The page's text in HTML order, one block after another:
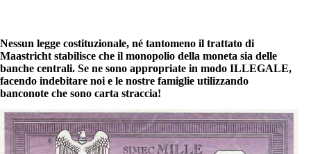
Nessun legge costituzionale, né tantomeno il trattato di
Maastricht stabilisce che il monopolio della moneta sia delle
banche centrali. Se ne sono appropriate in modo ILLEGALE,
facendo indebitare noi e le nostre famiglie utilizzando
banconote che sono carta straccia!